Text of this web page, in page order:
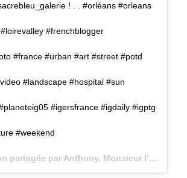
! . . #orléans #orleans
#frenchblogger
#france #urban #art #street #potd
#landscape #hospital #sun
#igersfrance #igdaily #igptg
#weekend
Une publication partagée par Anthony. Monsieur l’@moureux (@monsieurlamoureux) le